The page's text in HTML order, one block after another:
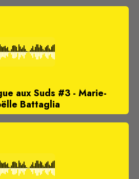
aux Suds #3 - Marie-
Battaglia